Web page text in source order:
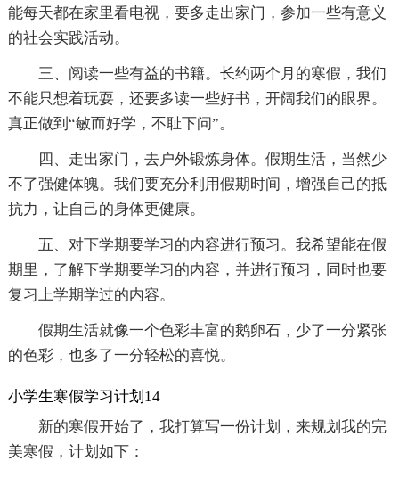
能每天都在家里看电视，要多走出家门，参加一些有意义
的社会实践活动。
三、阅读一些有益的书籍。长约两个月的寒假，我们
不能只想着玩耍，还要多读一些好书，开阔我们的眼界。
真正做到“敏而好学，不耻下问”。
四、走出家门，去户外锻炼身体。假期生活，当然少
不了强健体魄。我们要充分利用假期时间，增强自己的抵
抗力，让自己的身体更健康。
五、对下学期要学习的内容进行预习。我希望能在假
期里，了解下学期要学习的内容，并进行预习，同时也要
复习上学期学过的内容。
假期生活就像一个色彩丰富的鹅卵石，少了一分紧张
的色彩，也多了一分轻松的喜悦。
小学生寒假学习计划14
新的寒假开始了，我打算写一份计划，来规划我的完
美寒假，计划如下：